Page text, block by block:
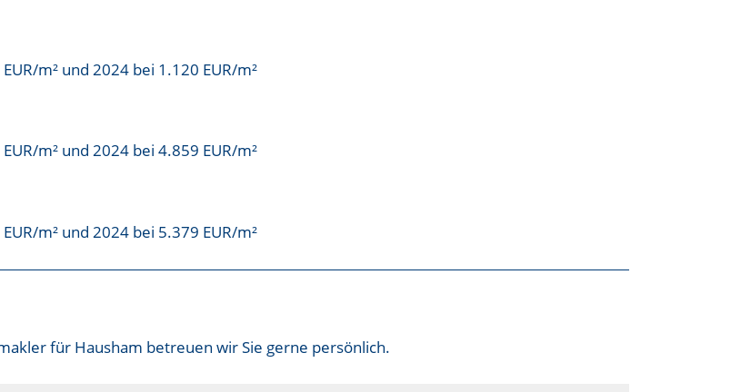
m² und 2024 bei 1.120 EUR/m²
m² und 2024 bei 4.859 EUR/m²
m² und 2024 bei 5.379 EUR/m²
für Hausham betreuen wir Sie gerne persönlich.